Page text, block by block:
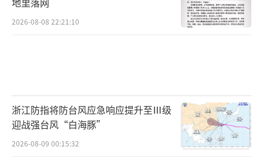
2026-08-08 22:21:10
浙江防指将防台风应急响应提升至Ⅲ级
迎战强台风“白海豚”
2026-08-09 00:15:32